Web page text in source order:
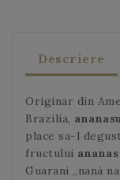
Descriere
Originar din
Brazilia,
place sa-l
fructului ananas
Guarani „naná